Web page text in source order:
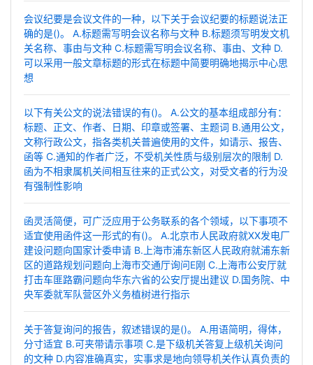
会议纪要是会议文件的一种，以下关于会议纪要的标题说法正
确的是()。 A.标题需写明会议名称与文种 B.标题须写明发文机
关名称、事由与文种 C.标题需写明会议名称、事由、文种 D.
可以采用一般文章标题的形式在标题中简要明确地揭示中心思
想
以下有关公文的说法错误的有()。 A.公文的基本组成部分有：
标题、正文、作者、日期、印章或签署、主题词 B.通用公文，
文称行政公文，指各类机关普遍使用的文件，如请示、报告、
函等 C.通知的作者广泛，不受机关性质与级别层次的限制 D.
函为不相隶属机关间相互往来的正式公文，对受文者的行为没
有强制性影响
函灵活简便，可广泛应用于公务联系的各个领域，以下事项不
适宜使用函件这一形式的有()。 A.北京市人民政府就XX发电厂
建设问题向国家计委申请 B.上海市浦东新区人民政府就浦东新
区的道路规划问题向上海市交通厅询问E刚 C.上海市公安厅就
打击车匪路霸问题向华东六省的公安厅提出建议 D.国务院、中
央军委就军队营区外义务植树进行指示
关于答复询问的报告，叙述错误的是()。 A.用语简明，得体，
分寸适宜 B.可夹带请示事项 C.是下级机关答复上级机关询问
的文种 D.内容准确真实，实事求是地向领导机关作认真负责的